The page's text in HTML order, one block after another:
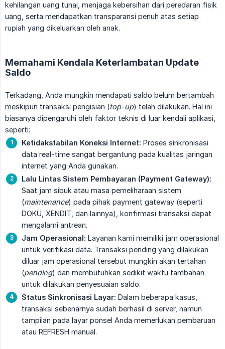
kehilangan uang tunai, menjaga kebersihan dari peredaran fisik
uang, serta mendapatkan transparansi penuh atas setiap
rupiah yang dikeluarkan oleh anak.
Memahami Kendala Keterlambatan Update
Saldo
Terkadang, Anda mungkin mendapati saldo belum bertambah
meskipun transaksi pengisian (top-up) telah dilakukan. Hal ini
biasanya dipengaruhi oleh faktor teknis di luar kendali aplikasi,
seperti:
Ketidakstabilan Koneksi Internet: Proses sinkronisasi
data real-time sangat bergantung pada kualitas jaringan
internet yang Anda gunakan.
Lalu Lintas Sistem Pembayaran (Payment Gateway):
Saat jam sibuk atau masa pemeliharaan sistem
(maintenance) pada pihak payment gateway (seperti
DOKU, XENDIT, dan lainnya), konfirmasi transaksi dapat
mengalami antrean.
Jam Operasional: Layanan kami memiliki jam operasional
untuk verifikasi data. Transaksi pending yang dilakukan
diluar jam operasional tersebut mungkin akan tertahan
(pending) dan membutuhkan sedikit waktu tambahan
untuk dilakukan penyesuaian saldo.
Status Sinkronisasi Layar: Dalam beberapa kasus,
transaksi sebenarnya sudah berhasil di server, namun
tampilan pada layar ponsel Anda memerlukan pembaruan
atau REFRESH manual.